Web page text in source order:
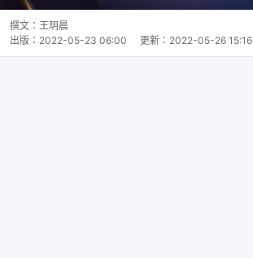
撰文： 王玥晨
出版： 2022-05-23 06:00 更新： 2022-05-26 15:16